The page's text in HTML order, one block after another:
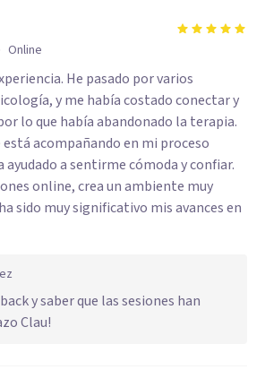
Online
He pasado por varios
y me había costado conectar y
lo que había abandonado la terapia.
acompañando en mi proceso
ayudado a sentirme cómoda y confiar.
online, crea un ambiente muy
sido muy significativo mis avances en
y saber que las sesiones han
Clau!